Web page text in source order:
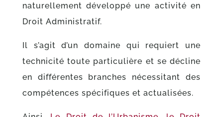
naturellement développé une activité en
Droit Administratif.
Il s’agit d’un domaine qui requiert une
technicité toute particulière et se décline
en différentes branches nécessitant des
compétences spécifiques et actualisées.